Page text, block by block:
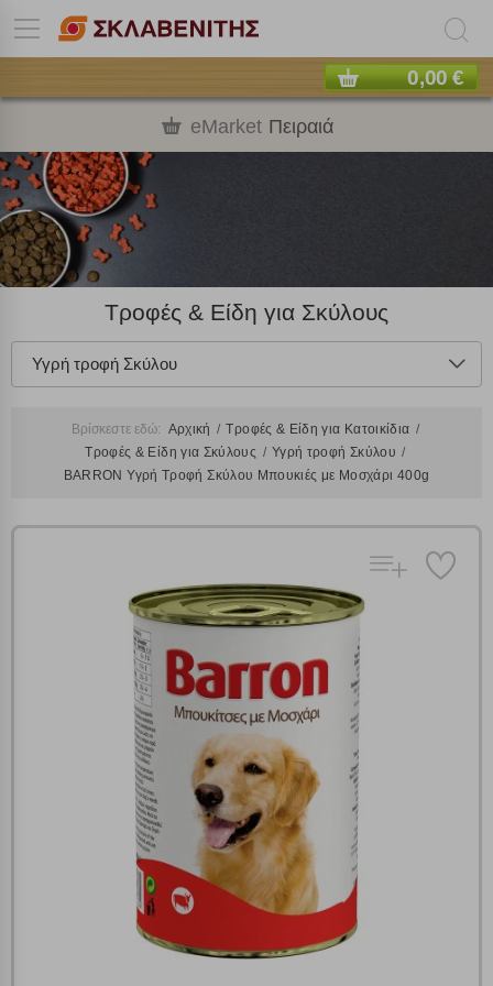
0,00 €
eMarket Πειραιά
Τροφές & Είδη για Σκύλους
Υγρή τροφή Σκύλου
Βρίσκεστε εδώ: Αρχική
Τροφές & Είδη για Κατοικίδια
Τροφές & Είδη για Σκύλους
Υγρή τροφή Σκύλου
BARRON Υγρή Τροφή Σκύλου Μπουκιές με Μοσχάρι 400g